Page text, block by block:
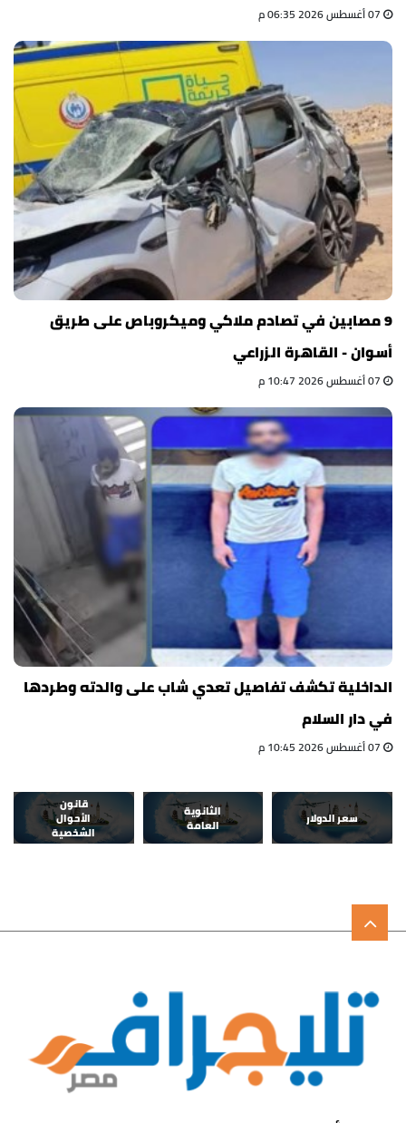
9 مصابين في تصادم ملاكي وميكروباص على طريق
أسوان - القاهرة الزراعي
الداخلية تكشف تفاصيل تعدي شاب على والدته وطردها
في دار السلام
سعر الدولار
الثانوية
العامة
قانون
الأحوال
الشخصية